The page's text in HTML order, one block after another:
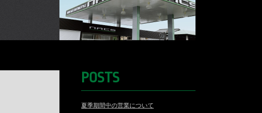
POSTS
夏季期間中の営業について